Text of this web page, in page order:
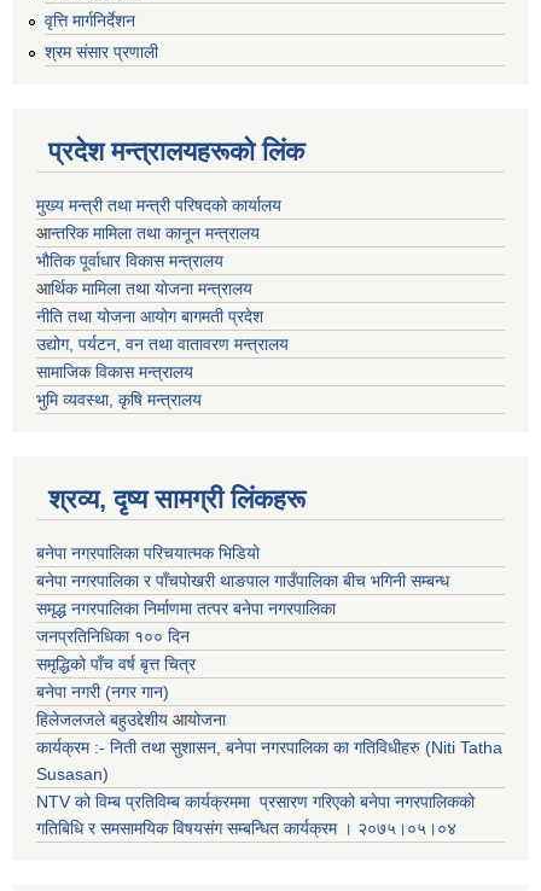
वृत्ति मार्गनिर्देशन
श्रम संसार प्रणाली
प्रदेश मन्त्रालयहरूको लिंक
मुख्य मन्त्री तथा मन्त्री परिषदको कार्यालय
आन्तरिक मामिला तथा कानून मन्त्रालय
भाैतिक पूर्वाधार विकास मन्त्रालय
आर्थिक मामिला तथा योजना मन्त्रालय
नीति तथा योजना आयोग बागमती प्रदेश
उद्योग, पर्यटन, वन तथा वातावरण मन्त्रालय
सामाजिक विकास मन्त्रालय
भुमि व्यवस्था, कृषि मन्त्रालय
श्रव्य, दृष्य सामग्री लिंकहरू
बनेपा नगरपालिका परिचयात्मक भिडियो
बनेपा नगरपालिका र पाँचपोखरी थाङपाल गाउँपालिका बीच भगिनी सम्बन्ध
समृद्ध नगरपालिका निर्माणमा तत्पर बनेपा नगरपालिका
जनप्रतिनिधिका १०० दिन
समृद्धिको पाँच वर्ष बृत्त चित्र
बनेपा नगरी (नगर गान)
हिलेजलजले बहुउद्देशीय आयोजना
कार्यक्रम :- निती तथा सुशासन, बनेपा नगरपालिका का गतिविधीहरु (Niti Tatha
Susasan)
NTV को विम्ब प्रतिविम्ब कार्यक्रममा प्रसारण गरिएकोबनेपा नगरपालिकको
गतिबिधि र समसामयिक विषयसंग सम्बन्धित कार्यक्रम । २०७५।०५।०४